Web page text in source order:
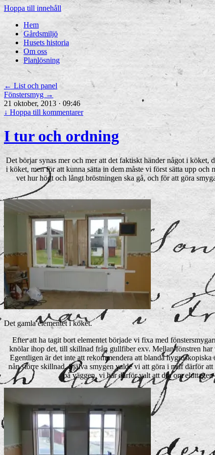
Hoppa till innehåll
Hem
Gårdsmiljö
Husets historia
Om oss
Planlösning
←List och panel
Fönstersmyg →
21 oktober, 2013 · 09:46
↓ Hoppa till kommentarer
I tur och ordning
Det börjar synas mer och mer att det faktiskt händer något i
i köket, men för att kunna sätta in dem måste vi först sätta upp och
vet hur högt och långt bröstningen ska gå, och för att göra
Det gamla elementet i köket.
Efter att ha tagit bort elementet började vi fixa med
knölar ihop det, till skillnad från gullfiber exv. Mellan fönstren har
Egentligen är det inte att rekommendera att blanda
nån större skillnad. Själva smygen valde vi att göra i mdf därför
på väggen, vi har därför valt att dra om